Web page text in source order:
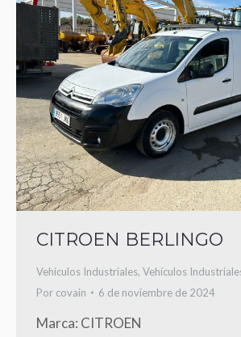
CITROEN BERLINGO
Vehículos Industriales, Vehículos
Por covain 6 de noviembre de 2024
Marca: CITROEN